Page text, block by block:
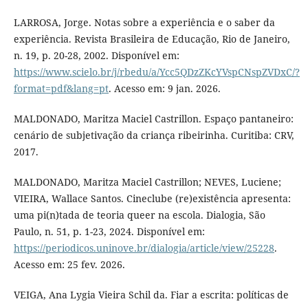
LARROSA, Jorge. Notas sobre a experiência e o saber da
experiência. Revista Brasileira de Educação, Rio de Janeiro,
n. 19, p. 20-28, 2002. Disponível em:
https://www.scielo.br/j/rbedu/a/Ycc5QDzZKcYVspCNspZVDxC/?
format=pdf&lang=pt. Acesso em: 9 jan. 2026.
MALDONADO, Maritza Maciel Castrillon. Espaço pantaneiro:
cenário de subjetivação da criança ribeirinha. Curitiba: CRV,
2017.
MALDONADO, Maritza Maciel Castrillon; NEVES, Luciene;
VIEIRA, Wallace Santos. Cineclube (re)existência apresenta:
uma pi(n)tada de teoria queer na escola. Dialogia, São
Paulo, n. 51, p. 1-23, 2024. Disponível em:
https://periodicos.uninove.br/dialogia/article/view/25228.
Acesso em: 25 fev. 2026.
VEIGA, Ana Lygia Vieira Schil da. Fiar a escrita: políticas de